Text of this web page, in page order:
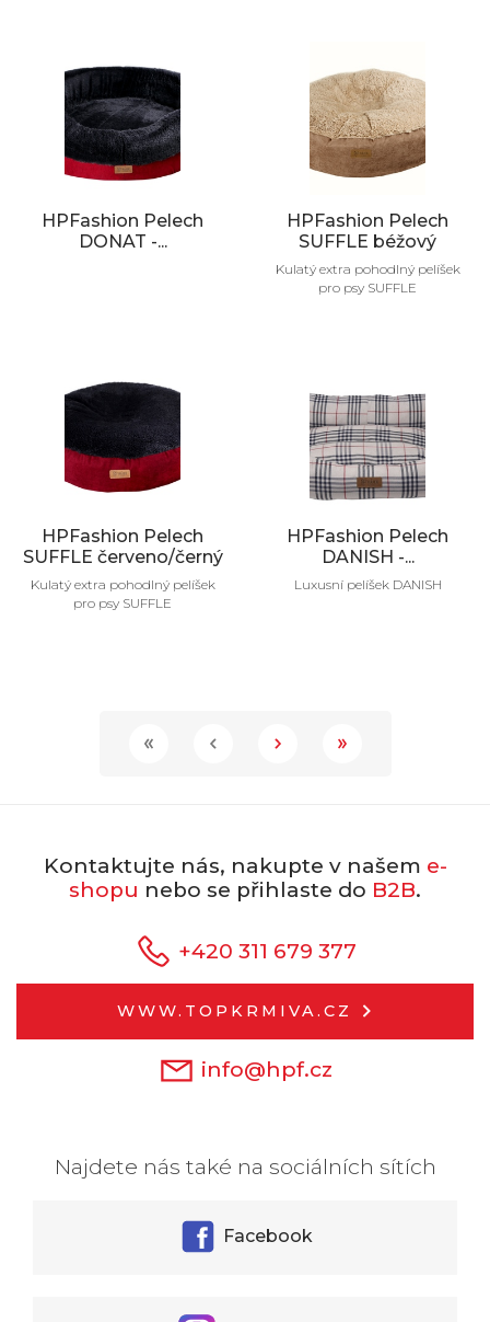
HPFashion Pelech
DONAT -...
HPFashion Pelech
SUFFLE béžový
Kulatý extra pohodlný pelíšek
pro psy SUFFLE
HPFashion Pelech
SUFFLE červeno/černý
Kulatý extra pohodlný pelíšek
pro psy SUFFLE
HPFashion Pelech
DANISH -...
Luxusní pelíšek DANISH
Kontaktujte nás, nakupte v našem e-
shopu nebo se přihlaste do B2B.
+420 311 679 377
WWW.TOPKRMIVA.CZ
info@hpf.cz
Najdete nás také na sociálních sítích
Facebook